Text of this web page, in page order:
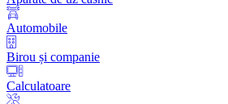
Automobile
Birou și companie
Calculatoare